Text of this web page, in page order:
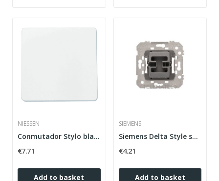
NIESSEN
Conmutador Stylo blanco alpino Niessen
€7.71
Add to basket
SIEMENS
Siemens Delta Style series unipolar switch in...
€4.21
Add to basket